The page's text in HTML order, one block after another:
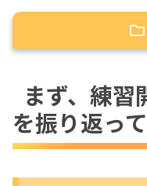
した。
初日
5日目
まず、練習
を振り返っ